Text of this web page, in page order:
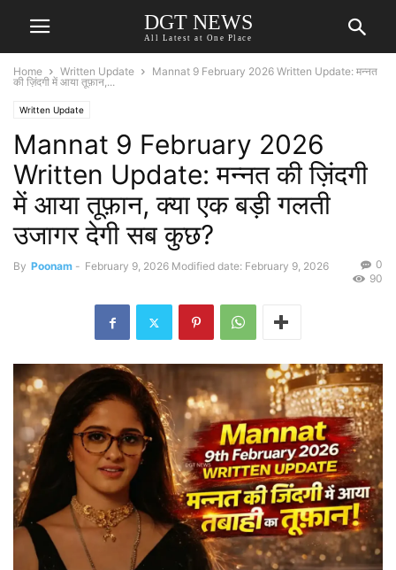
DGT NEWS
All Latest at One Place
Home Written Update
Mannat 9 February 2026 Written Update: मन्नत
की ज़िंदगी में आया तूफ़ान,...
Written Update
Mannat 9 February 2026
Written Update: मन्नत की ज़िंदगी
में आया तूफ़ान, क्या एक बड़ी गलती
उजागर देगी सब कुछ?
By Poonam - February 9, 2026 Modified date: February 9, 2026
0
90